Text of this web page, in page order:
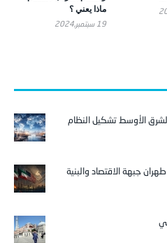
ماذا يعني ؟
19 سبتمبر,2024
الأوسط تشكيل النظام
جبهة الاقتصاد والبنية